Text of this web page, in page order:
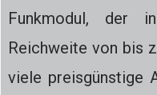
Funkmodul, der
Reichweite von bis
viele preisgünstige